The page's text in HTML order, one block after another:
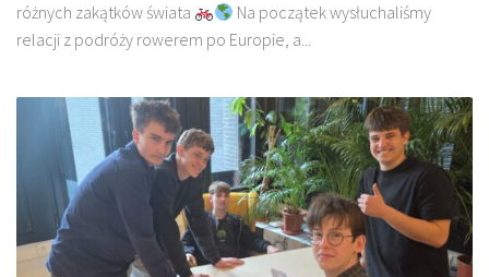
różnych zakątków świata
Na początek wysłuchaliśmy
relacji z podróży rowerem po Europie, a...